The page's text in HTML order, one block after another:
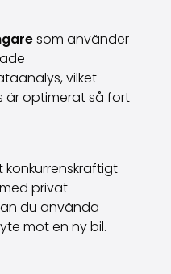
som använder
vilket
är optimerat så fort
konkurrenskraftigt
privat
du använda
mot en ny bil.